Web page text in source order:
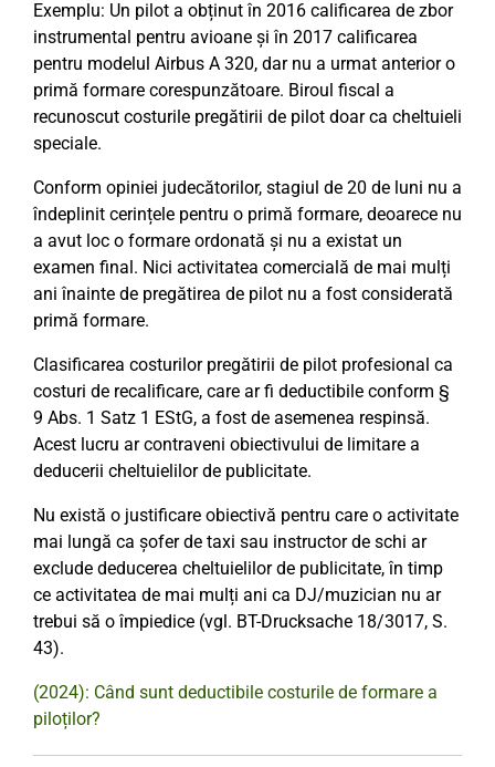
Exemplu: Un pilot a obținut în 2016 calificarea de zbor
instrumental pentru avioane și în 2017 calificarea
pentru modelul Airbus A 320, dar nu a urmat anterior o
primă formare corespunzătoare. Biroul fiscal a
recunoscut costurile pregătirii de pilot doar ca cheltuieli
speciale.
Conform opiniei judecătorilor, stagiul de 20 de luni nu a
îndeplinit cerințele pentru o primă formare, deoarece nu
a avut loc o formare ordonată și nu a existat un
examen final. Nici activitatea comercială de mai mulți
ani înainte de pregătirea de pilot nu a fost considerată
primă formare.
Clasificarea costurilor pregătirii de pilot profesional ca
costuri de recalificare, care ar fi deductibile conform §
9 Abs. 1 Satz 1 EStG, a fost de asemenea respinsă.
Acest lucru ar contraveni obiectivului de limitare a
deducerii cheltuielilor de publicitate.
Nu există o justificare obiectivă pentru care o activitate
mai lungă ca șofer de taxi sau instructor de schi ar
exclude deducerea cheltuielilor de publicitate, în timp
ce activitatea de mai mulți ani ca DJ/muzician nu ar
trebui să o împiedice (vgl. BT-Drucksache 18/3017, S.
43).
(2024): Când sunt deductibile costurile de formare a
piloților?